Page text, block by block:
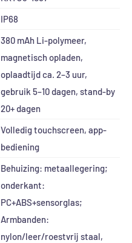
IP68
380 mAh Li-polymeer,
magnetisch opladen,
oplaadtijd ca. 2–3 uur,
gebruik 5–10 dagen, stand-by
20+ dagen
Volledig touchscreen, app-
bediening
Behuizing: metaallegering;
onderkant:
PC+ABS+sensorglas;
Armbanden:
nylon/leer/roestvrij staal,